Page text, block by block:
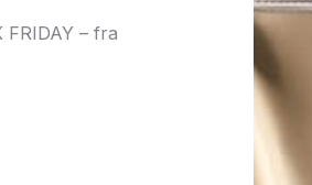
FRIDAY – fra